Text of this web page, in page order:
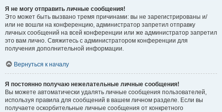
Я не могу отправить личные сообщения!
Это может быть вызвано тремя причинами: вы не зарегистрированы и/
или не вошли на конференцию, администратор запретил отправку
личных сообщений на всей конференции или же администратор запретил
это вам лично. Свяжитесь с администратором конференции для
получения дополнительной информации.
Вернуться к началу
Я постоянно получаю нежелательные личные сообщения!
Вы можете автоматически удалять личные сообщения пользователей,
используя правила для сообщений в вашем личном разделе. Если вы
получаете оскорбительные личные сообщения от конкретного